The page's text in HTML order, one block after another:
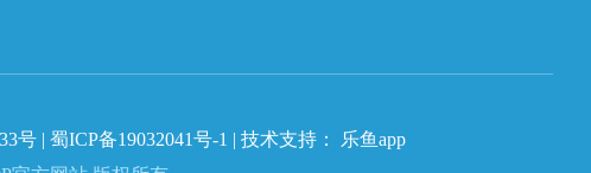
号 | 蜀ICP备19032041号-1 | 技术支持：
乐鱼app